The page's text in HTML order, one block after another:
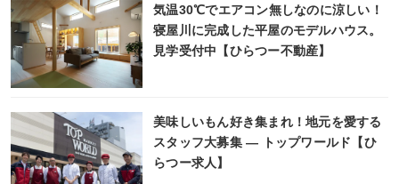
気温30℃でエアコン無しなのに涼しい！
寝屋川に完成した平屋のモデルハウス。
見学受付中【ひらつー不動産】
美味しいもん好き集まれ！地元を愛する
スタッフ大募集 ― トップワールド【ひ
らつー求人】